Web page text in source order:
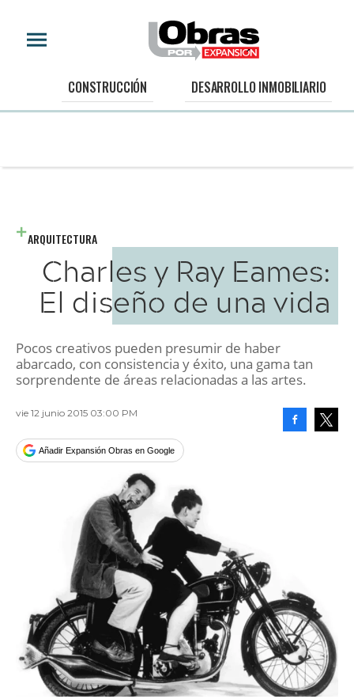
CONSTRUCCIÓN DESARROLLO INMOBILIARIO
ARQUITECTURA
Charles y Ray Eames:
El diseño de una vida
Pocos creativos pueden presumir de haber
abarcado, con consistencia y éxito, una gama tan
sorprendente de áreas relacionadas a las artes.
vie 12 junio 2015 03:00 PM
Añadir Expansión Obras en Google